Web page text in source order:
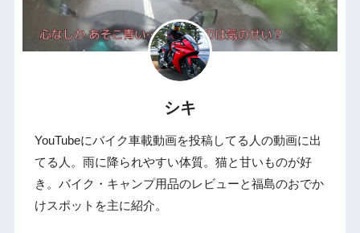
シキ
YouTubeにバイク車載動画を投稿してる人の動画に出
てる人。雨に降られやすい体質。猫と甘いものが好
き。バイク・キャンプ用品のレビューと福島のおでか
けスポットを主に紹介。